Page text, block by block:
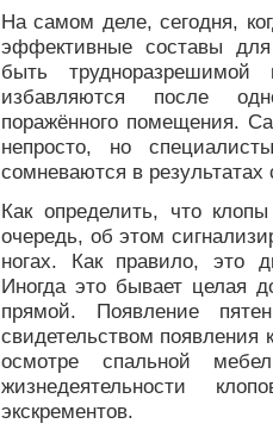
На самом деле, сегодня,
эффективные составы
быть
избавляются после
поражённого помещения.
непросто, но
сомневаются в
Как определить, что
очередь, об этом
ногах. Как правило, это
Иногда это бывает целая
прямой. Появление
свидетельством
осмотре спальной
жизнедеятельности
экскрементов.